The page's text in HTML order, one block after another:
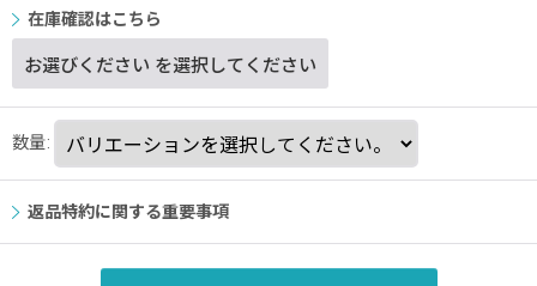
在庫確認はこちら
お選びください を選択してください
数量:
返品特約に関する重要事項